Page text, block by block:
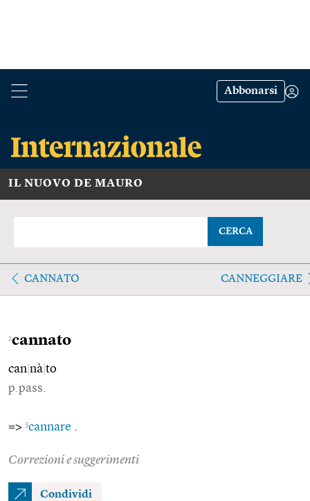
Abbonarsi
IL NUOVO DE MAURO
CERCA
CANNATO CANNEGGIARE
2cannato
can nà to
p.pass.
=> 3cannare
Correzioni e suggerimenti
Condividi